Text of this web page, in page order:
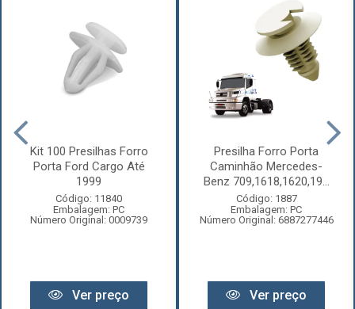
Kit 100 Presilhas Forro
Porta Ford Cargo Até
1999
Código: 11840
Embalagem: PC
Número Original: 0009739
Ver preço
Presilha Forro Porta
Caminhão Mercedes-
Benz 709,1618,1620,19...
Código: 1887
Embalagem: PC
Número Original: 6887277446
Ver preço